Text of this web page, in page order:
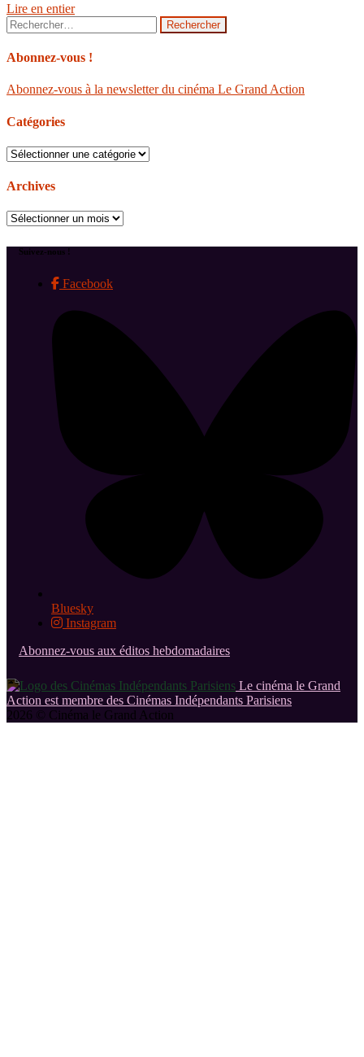
Lire en entier
Rechercher :
Abonnez-vous !
Abonnez-vous à la newsletter du cinéma Le Grand Action
Catégories
Catégories
Archives
Archives
Suivez-nous !
Facebook
Bluesky
Instagram
Abonnez-vous aux éditos hebdomadaires
Le cinéma le Grand
Action est membre des Cinémas Indépendants Parisiens
2026 © Cinéma le Grand Action